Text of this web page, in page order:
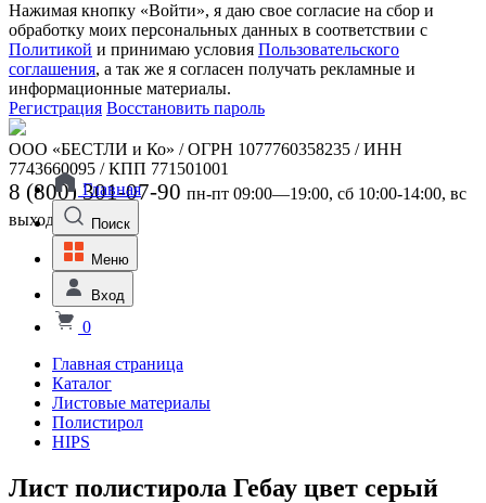
Нажимая кнопку «Войти», я даю свое согласие на сбор и
обработку моих персональных данных в соответствии с
Политикой и принимаю условия Пользовательского
соглашения, а так же я согласен получать рекламные и
информационные материалы.
Регистрация Восстановить пароль
ООО «БЕСТЛИ и Ко» / ОГРН 1077760358235 / ИНН
7743660095 / КПП 771501001
8 (800) 301-07-90 пн-пт 09:00—19:00, сб 10:00-14:00, вс
выходной
Главная
Поиск
Меню
Вход
0
Главная страница
Каталог
Листовые материалы
Полистирол
HIPS
Лист полистирола Гебау цвет серый